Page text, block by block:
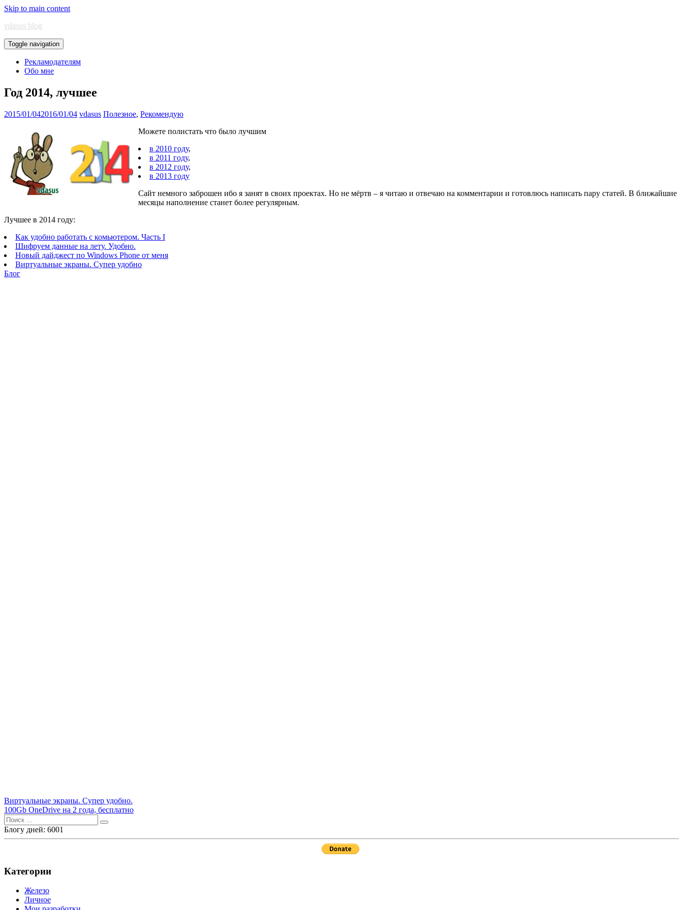
Skip to main content
vdasus blog
Toggle navigation
Рекламодателям
Обо мне
Год 2014, лучшее
2015/01/042016/01/04 vdasus Полезное, Рекомендую
Можете полистать что было лучшим
в 2010 году,
в 2011 году,
в 2012 году,
в 2013 году
Сайт немного заброшен ибо я занят в своих проектах. Но не мёртв – я читаю и отвечаю на комментарии и готовлюсь написать пару статей. В ближайшие
месяцы наполнение станет более регулярным.
Лучшее в 2014 году:
Как удобно работать с комьютером. Часть I
Шифруем данные на лету. Удобно.
Новый дайджест по Windows Phone от меня
Виртуальные экраны. Супер удобно
Блог
Навигация
по
записям
Виртуальные экраны. Супер удобно.
100Gb OneDrive на 2 года, бесплатно
Поиск
для:
Блогу дней: 6001
Категории
Железо
Личное